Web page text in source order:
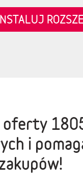
oferty
i